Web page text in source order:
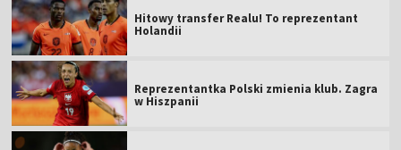
Hitowy transfer Realu! To reprezentant
Holandii
Reprezentantka Polski zmienia klub. Zagra
w Hiszpanii